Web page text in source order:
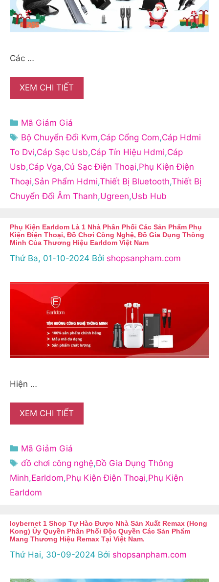
Các …
XEM CHI TIẾT
Danh
mục
Mã Giảm Giá
Thẻ
Bộ Chuyển Đổi Kvm,Cáp Cổng Com,Cáp Hdmi
To Dvi,Cáp Sạc Usb,Cáp Tín Hiệu Hdmi,Cáp
Usb,Cáp Vga,Củ Sạc Điện Thoại,Phụ Kiện Điện
Thoại,Sản Phẩm Hdmi,Thiết Bị Bluetooth,Thiết Bị
Chuyển Đổi Âm Thanh,Ugreen,Usb Hub
Phụ Kiện Earldom Là 1 Nhà Phân Phối Các Sản Phẩm Phụ
Kiện Điện Thoại, Đồ Chơi Công Nghệ, Đồ Gia Dụng Thông
Minh Của Thương Hiệu Earldom Việt Nam
Thứ Ba, 01-10-2024 Bởi shopsanpham.com
Hiện …
XEM CHI TIẾT
Danh
mục
Mã Giảm Giá
Thẻ
đồ chơi công nghệ,Đồ Gia Dụng Thông
Minh,Earldom,Phụ Kiện Điện Thoại,Phụ Kiện
Earldom
Icybernet 1 Shop Tự Hào Được Nhà Sản Xuất Remax (Hong
Kong) Ủy Quyền Phân Phối Độc Quyền Các Sản Phẩm
Mang Thương Hiệu Remax Tại Việt Nam.
Thứ Hai, 30-09-2024 Bởi shopsanpham.com